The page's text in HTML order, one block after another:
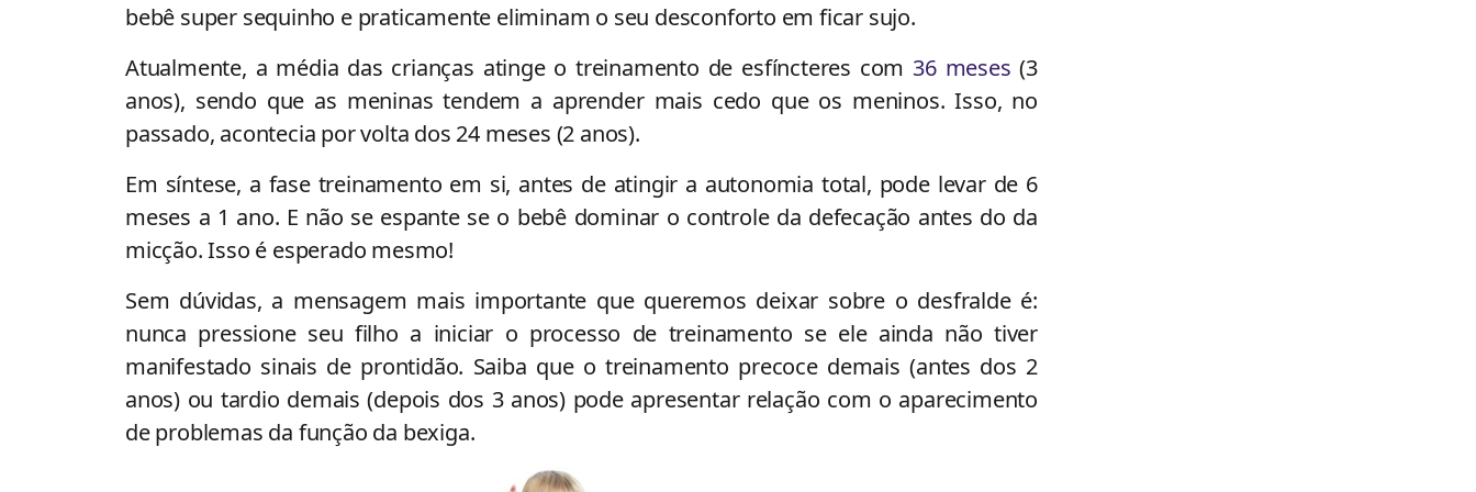
bebê super sequinho e praticamente eliminam o seu desconforto em ficar sujo.
Atualmente, a média das crianças atinge o treinamento de esfíncteres com 36 meses (3
anos), sendo que as meninas tendem a aprender mais cedo que os meninos. Isso, no
passado, acontecia por volta dos 24 meses (2 anos).
Em síntese, a fase treinamento em si, antes de atingir a autonomia total, pode levar de 6
meses a 1 ano. E não se espante se o bebê dominar o controle da defecação antes do da
micção. Isso é esperado mesmo!
Sem dúvidas, a mensagem mais importante que queremos deixar sobre o desfralde é:
nunca pressione seu filho a iniciar o processo de treinamento se ele ainda não tiver
manifestado sinais de prontidão. Saiba que o treinamento precoce demais (antes dos 2
anos) ou tardio demais (depois dos 3 anos) pode apresentar relação com o aparecimento
de problemas da função da bexiga.